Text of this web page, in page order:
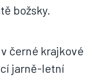
božsky.
černé krajkové
jarně-letní